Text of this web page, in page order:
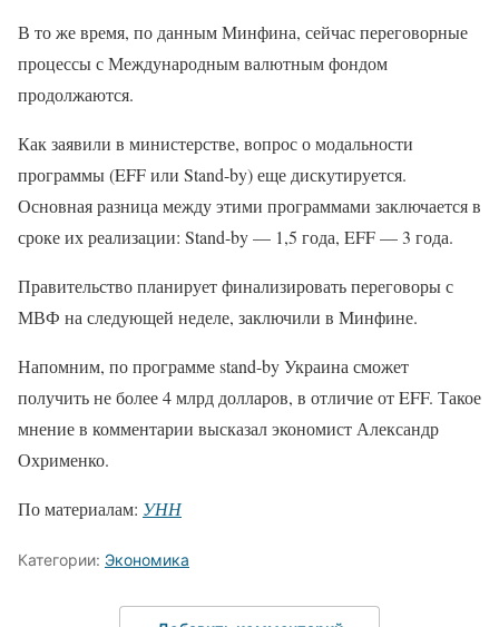
В то же время, по данным Минфина, сейчас переговорные
процессы с Международным валютным фондом
продолжаются.
Как заявили в министерстве, вопрос о модальности
программы (EFF или Stand-by) еще дискутируется.
Основная разница между этими программами заключается в
сроке их реализации: Stand-by — 1,5 года, EFF — 3 года.
Правительство планирует финализировать переговоры с
МВФ на следующей неделе, заключили в Минфине.
Напомним, по программе stand-by Украина сможет
получить не более 4 млрд долларов, в отличие от EFF. Такое
мнение в комментарии высказал экономист Александр
Охрименко.
По материалам: УНН
Категории: Экономика